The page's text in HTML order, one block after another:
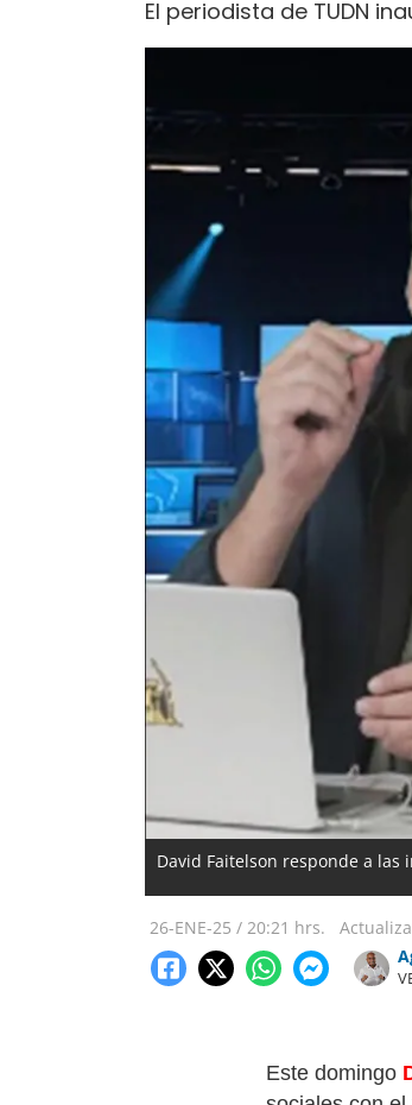
El periodista de TUDN
David Faitelson responde a las
26-ENE-25 / 20:21 hrs.
Este domingo